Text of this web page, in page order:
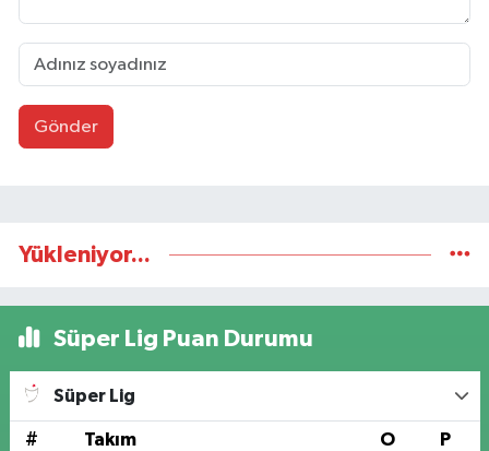
Gönder
Yükleniyor...
Süper Lig Puan Durumu
Süper Lig
# Takım O P